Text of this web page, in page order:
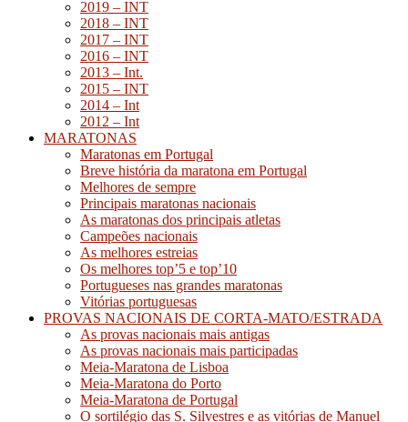
2019 – INT
2018 – INT
2017 – INT
2016 – INT
2013 – Int.
2015 – INT
2014 – Int
2012 – Int
MARATONAS
Maratonas em Portugal
Breve história da maratona em Portugal
Melhores de sempre
Principais maratonas nacionais
As maratonas dos principais atletas
Campeões nacionais
As melhores estreias
Os melhores top’5 e top’10
Portugueses nas grandes maratonas
Vitórias portuguesas
PROVAS NACIONAIS DE CORTA-MATO/ESTRADA
As provas nacionais mais antigas
As provas nacionais mais participadas
Meia-Maratona de Lisboa
Meia-Maratona do Porto
Meia-Maratona de Portugal
O sortilégio das S. Silvestres e as vitórias de Manuel